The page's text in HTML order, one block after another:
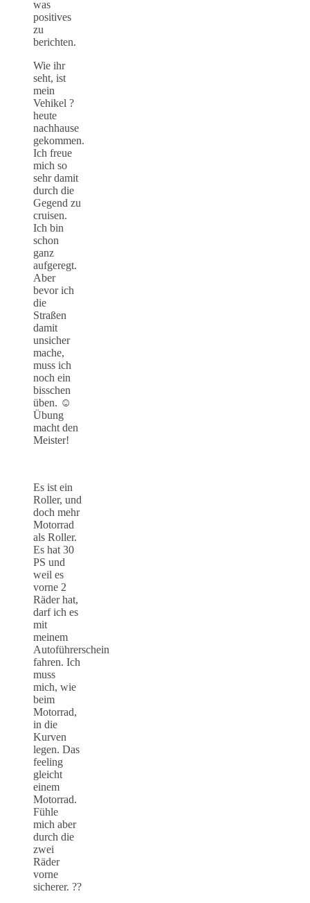
was
positives
zu
berichten.
Wie ihr
seht, ist
mein
Vehikel ?
heute
nachhause
gekommen.
Ich freue
mich so
sehr damit
durch die
Gegend zu
cruisen.
Ich bin
schon
ganz
aufgeregt.
Aber
bevor ich
die
Straßen
damit
unsicher
mache,
muss ich
noch ein
bisschen
üben. ☺️
Übung
macht den
Meister!
Es ist ein
Roller, und
doch mehr
Motorrad
als Roller.
Es hat 30
PS und
weil es
vorne 2
Räder hat,
darf ich es
mit
meinem
Autoführerschein
fahren. Ich
muss
mich, wie
beim
Motorrad,
in die
Kurven
legen. Das
feeling
gleicht
einem
Motorrad.
Fühle
mich aber
durch die
zwei
Räder
vorne
sicherer. ??